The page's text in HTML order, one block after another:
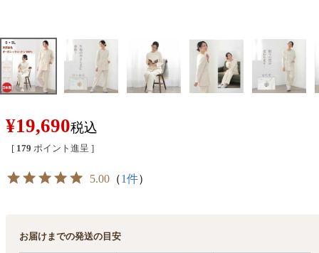
¥19,690税込
[ 179 ポイント進呈 ]
5.00 （1件）
お届けまでの発送の目安